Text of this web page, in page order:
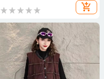
add_shopping_cart